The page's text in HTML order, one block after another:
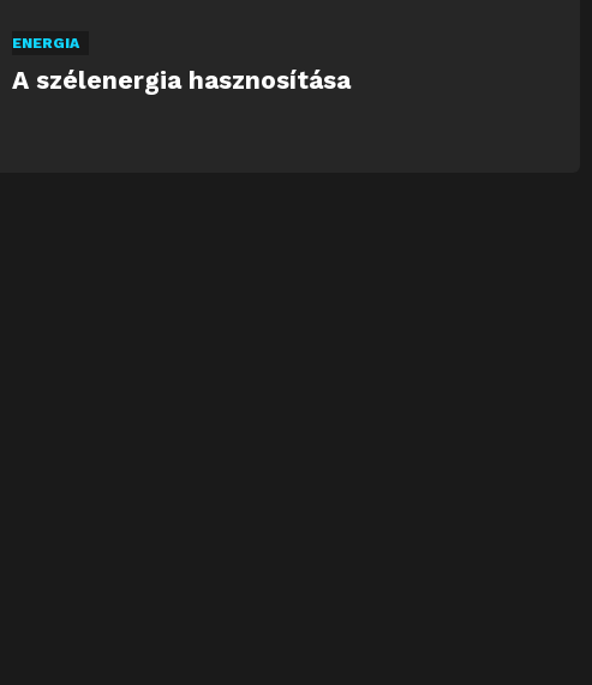
ENERGIA
A szélenergia hasznosítása